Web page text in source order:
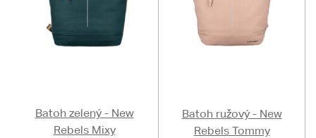
Batoh zelený - New
Rebels Mixy
Batoh ružový - New
Rebels Tommy